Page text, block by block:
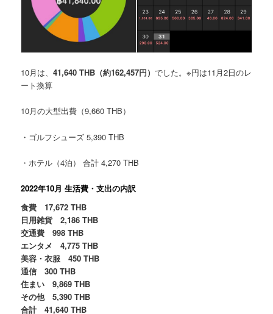
10月は、41,640 THB （約162,457円）でした。※円は11月2日のレ
ート換算
10月の大型出費 （9,660 THB）
・ゴルフシューズ 5,390 THB
・ホテル（4泊） 合計 4,270 THB
2022年10月 生活費・支出の内訳
食費 17,672 THB
日用雑貨 2,186 THB
交通費 998 THB
エンタメ 4,775 THB
美容・衣服 450 THB
通信 300 THB
住まい 9,869 THB
その他 5,390 THB
合計 41,640 THB